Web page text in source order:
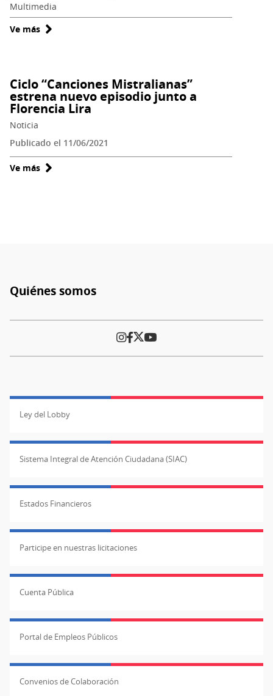
Multimedia
Ve más sobre
Cap.
1
Piececitos
Ciclo “Canciones Mistralianas”
estrena nuevo episodio junto a
Florencia Lira
Noticia
Publicado el 11/06/2021
Ve más sobre
a
Lira
Pie
de
Quiénes somos
Ley del Lobby
Sistema Integral de Atención Ciudadana (SIAC)
Estados Financieros
Participe en nuestras licitaciones
Cuenta Pública
Portal de Empleos Públicos
Convenios de Colaboración